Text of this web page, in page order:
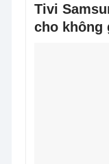
Tivi
cho không